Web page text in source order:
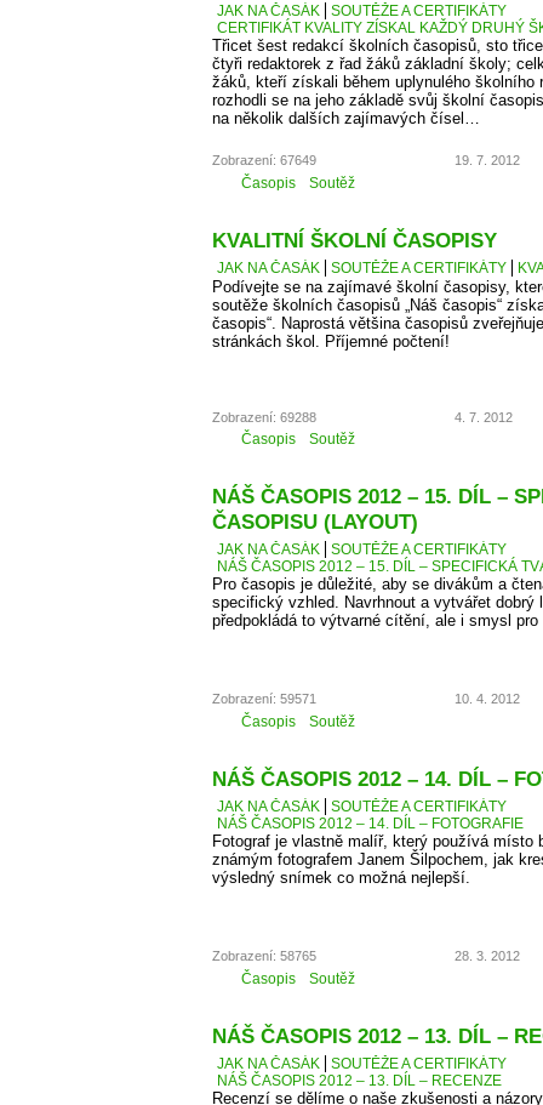
JAK NA ČASÁK
SOUTĚŽE A CERTIFIKÁTY
CERTIFIKÁT KVALITY ZÍSKAL KAŽDÝ DRUHÝ
Třicet šest redakcí školních časopisů, sto
čtyři redaktorek z řad žáků základní školy;
žáků, kteří získali během uplynulého školního
rozhodli se na jeho základě svůj školní
na několik dalších zajímavých čísel…
Zobrazení: 67649 19. 7. 2012
Časopis Soutěž
KVALITNÍ ŠKOLNÍ ČASOPISY
JAK NA ČASÁK SOUTĚŽE A CERTIFIKÁTY
Podívejte se na zajímavé školní časopisy,
soutěže školních časopisů „Náš časopis“
časopis“. Naprostá většina časopisů
stránkách škol. Příjemné počtení!
Zobrazení: 69288 4. 7. 2012
Časopis Soutěž
NÁŠ ČASOPIS 2012 – 15. DÍL –
ČASOPISU (LAYOUT)
JAK NA ČASÁK
SOUTĚŽE A CERTIFIKÁTY
NÁŠ ČASOPIS 2012 – 15. DÍL – SPECIFICKÁ
Pro časopis je důležité, aby se divákům a
specifický vzhled. Navrhnout a vytvářet dobrý
předpokládá to výtvarné cítění, ale i smysl pro
Zobrazení: 59571 10. 4. 2012
Časopis Soutěž
NÁŠ ČASOPIS 2012 – 14. DÍL –
JAK NA ČASÁK
SOUTĚŽE A CERTIFIKÁTY
NÁŠ ČASOPIS 2012 – 14. DÍL – FOTOGRAFIE
Fotograf je vlastně malíř, který používá místo
známým fotografem Janem Šilpochem, jak
výsledný snímek co možná nejlepší.
Zobrazení: 58765 28. 3. 2012
Časopis Soutěž
NÁŠ ČASOPIS 2012 – 13. DÍL –
JAK NA ČASÁK
SOUTĚŽE A CERTIFIKÁTY
NÁŠ ČASOPIS 2012 – 13. DÍL – RECENZE
Recenzí se dělíme o naše zkušenosti a